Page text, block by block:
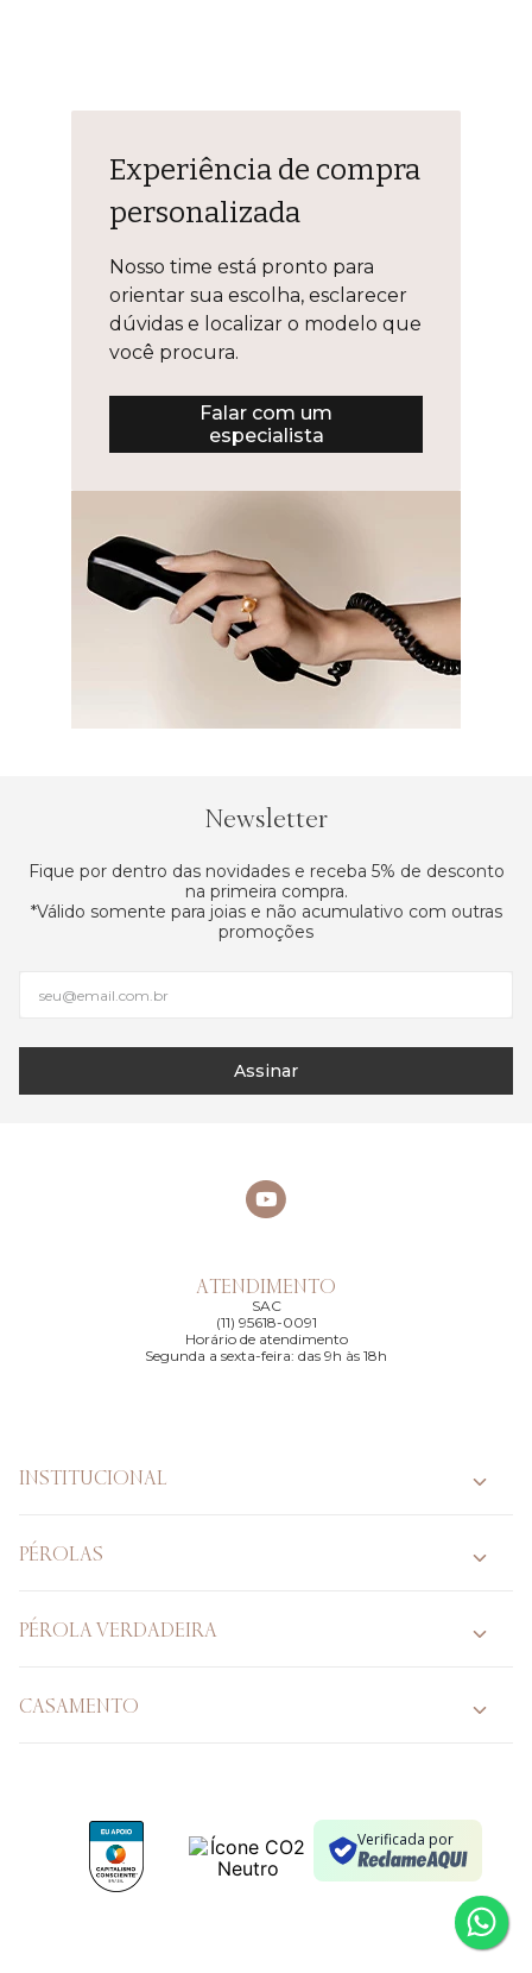
Experiência de compra
personalizada
Nosso time está pronto para
orientar sua escolha, esclarecer
dúvidas e localizar o modelo que
você procura.
Falar com um
especialista
Newsletter
Fique por dentro das novidades e receba 5% de desconto
na primeira compra.
*Válido somente para joias e não acumulativo com outras
promoções
Assinar
ATENDIMENTO
SAC
(11) 95618-0091
Horário de atendimento
Segunda a sexta-feira: das 9h às 18h
INSTITUCIONAL
PÉROLAS
PÉROLA VERDADEIRA
CASAMENTO
Verificada por